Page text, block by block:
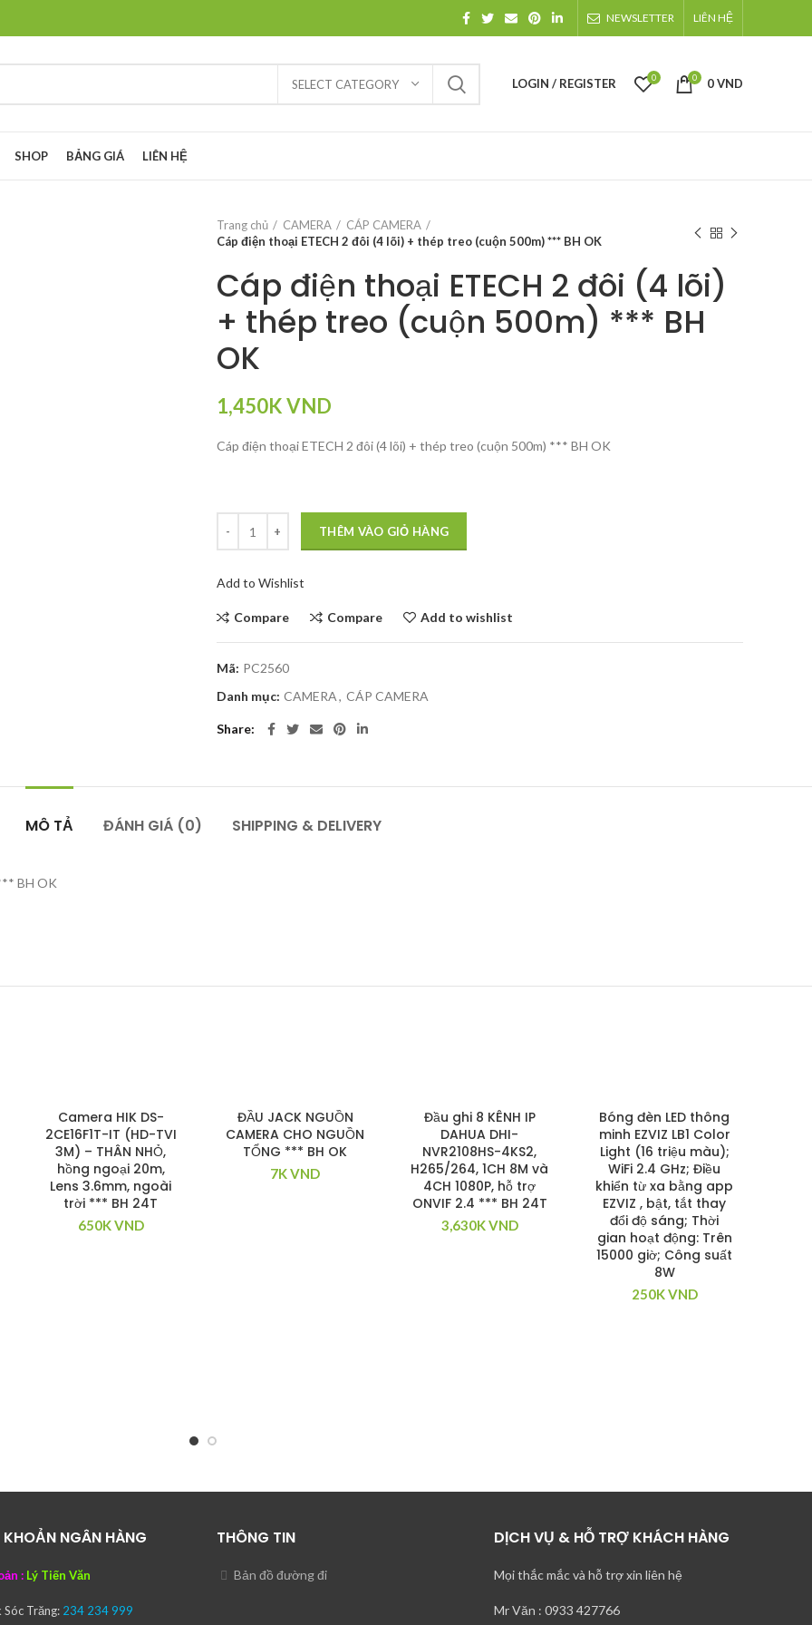
NEWSLETTER LIÊN HỆ
SELECT CATEGORY LOGIN / REGISTER 0 0 0VND
SHOP BẢNG GIÁ LIÊN HỆ
Trang chủ CAMERA
CÁP CAMERA
Cáp điện thoại ETECH 2 đôi (4 lõi) + thép treo (cuộn 500m) *** BH OK
Cáp điện thoại ETECH 2 đôi (4 lõi)
+ thép treo (cuộn 500m) *** BH
OK
1,450KVND
Cáp điện thoại ETECH 2 đôi (4 lõi) + thép treo (cuộn 500m) *** BH OK
THÊM VÀO GIỎ HÀNG
Add to Wishlist
Compare Compare Add to wishlist
Mã: PC2560
Danh mục: CAMERA, CÁP CAMERA
Share
MÔ TẢ ĐÁNH GIÁ (0) SHIPPING & DELIVERY
BH OK
Camera HIK DS-
2CE16F1T-IT (HD-TVI
3M) – THÂN NHỎ,
hồng ngoại 20m,
Lens 3.6mm, ngoài
trời *** BH 24T
650KVND
ĐẦU JACK NGUỒN
CAMERA CHO NGUỒN
TỔNG *** BH OK
7KVND
Đầu ghi 8 KÊNH IP
DAHUA DHI-
NVR2108HS-4KS2,
H265/264, 1CH 8M và
4CH 1080P, hỗ trợ
ONVIF 2.4 *** BH 24T
3,630KVND
Bóng đèn LED thông
minh EZVIZ LB1 Color
Light (16 triệu màu);
WiFi 2.4 GHz; Điều
khiển từ xa bằng app
EZVIZ , bật, tắt thay
đổi độ sáng; Thời
gian hoạt động: Trên
15000 giờ; Công suất
8W
250KVND
NGÂN HÀNG
:Lý Tiến Văn
Sóc Trăng: 234 234 999
THÔNG TIN
Bản đồ đường đi
DỊCH VỤ & HỖ TRỢ KHÁCH HÀNG
Mọi thắc mắc và hỗ trợ xin liên hệ
Mr Văn : 0933 427766